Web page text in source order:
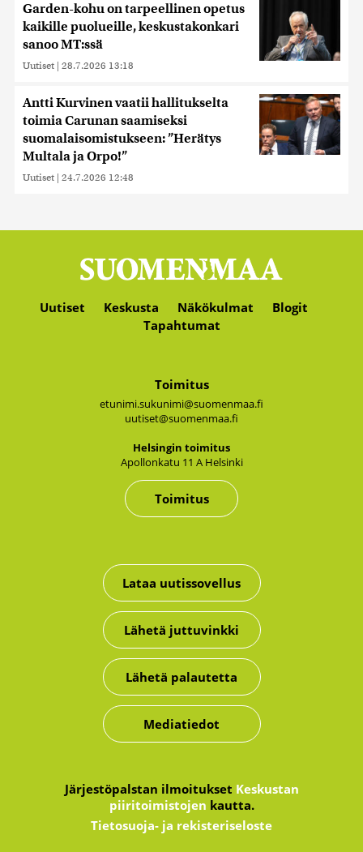
Garden-kohu on tarpeellinen opetus
kaikille puolueille, keskustakonkari
sanoo MT:ssä
Uutiset | 28.7.2026 13:18
Antti Kurvinen vaatii hallitukselta
toimia Carunan saamiseksi
suomalaisomistukseen: ”Herätys
Multala ja Orpo!”
Uutiset | 24.7.2026 12:48
Uutiset Keskusta Näkökulmat
Blogit
Tapahtumat
Toimitus
etunimi.sukunimi@suomenmaa.fi
uutiset@suomenmaa.fi
Hel­sin­gin toi­mi­tus
Apol­lon­ka­tu 11 A Hel­sin­ki
Toimitus
Lataa uutissovellus
Lähetä juttuvinkki
Lähetä palautetta
Mediatiedot
Järjestöpalstan ilmoitukset Keskustan
piiritoimistojen kautta.
Tietosuoja- ja rekisteriseloste